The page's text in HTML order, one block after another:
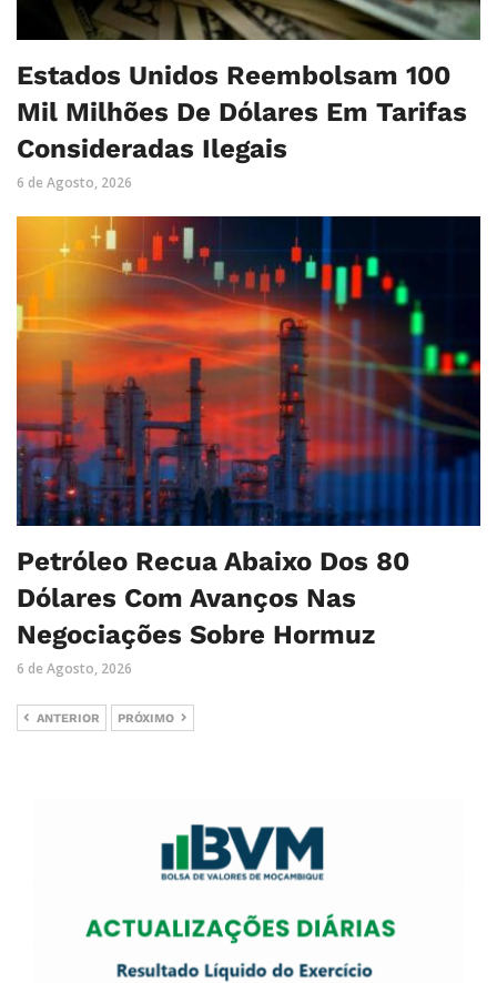
Estados Unidos Reembolsam 100
Mil Milhões De Dólares Em Tarifas
Consideradas Ilegais
6 de Agosto, 2026
Petróleo Recua Abaixo Dos 80
Dólares Com Avanços Nas
Negociações Sobre Hormuz
6 de Agosto, 2026
ANTERIOR PRÓXIMO